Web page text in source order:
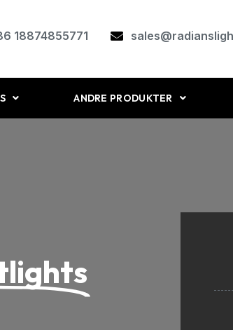
18874855771
ANDRE PRODUKTER